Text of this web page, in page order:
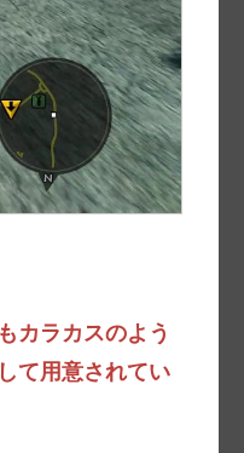
カラカスのよう
て用意されてい